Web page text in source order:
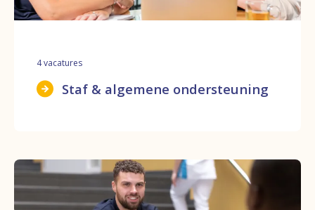
4vacatures
Staf & algemene ondersteuning